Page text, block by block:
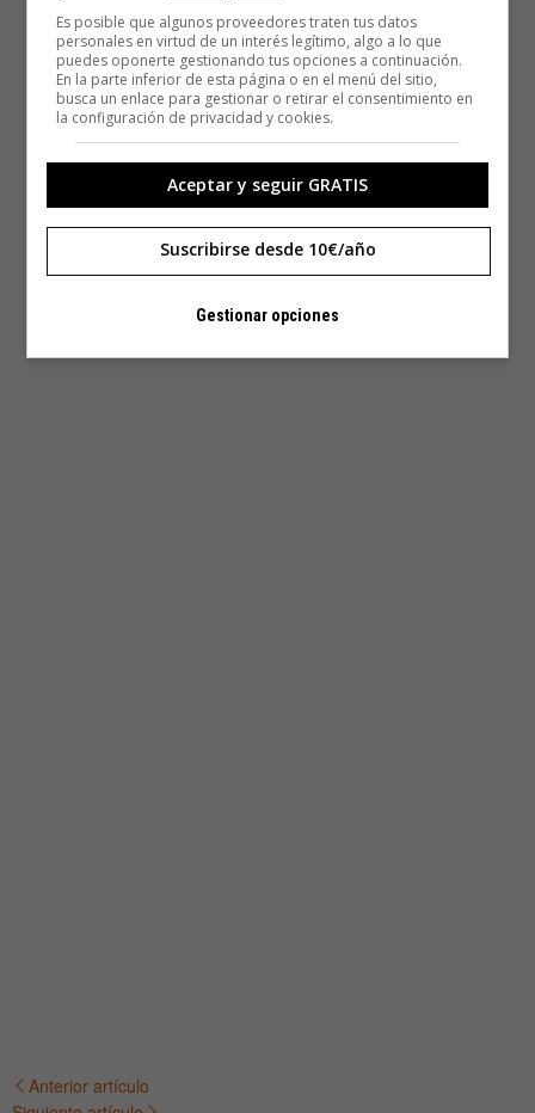
Navegación
Anterior artículo
Es posible que algunos proveedores traten tus datos
personales en virtud de un interés legítimo, algo a lo que
puedes oponerte gestionando tus opciones a continuación.
En la parte inferior de esta página o en el menú del sitio,
busca un enlace para gestionar o retirar el consentimiento en
la configuración de privacidad y cookies.
Aceptar y seguir GRATIS
Suscribirse desde 10€/año
Gestionar opciones